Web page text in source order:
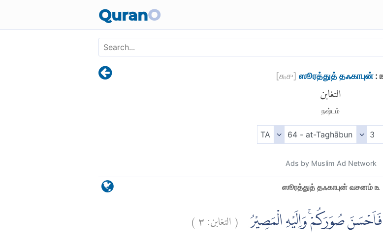
QuranO
[௬௪] ஸூரத்துத் தஃகாபுன்:
التغابن
நஷ்டம்
Ads by Muslim Ad Network
ஸூரத்துத் தஃகாபுன் வசனம் ௩
صُوَرَكُمْۚ وَاِلَيْهِ الْمَصِيْرُ (التغابن:٣)